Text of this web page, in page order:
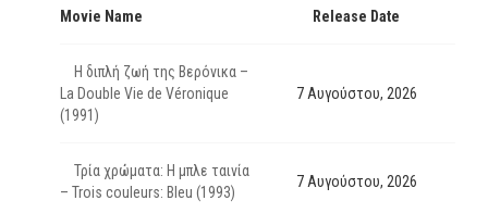
Movie Name Release Date
Η διπλή ζωή της Βερόνικα –
La Double Vie de Véronique
(1991)
7 Αυγούστου, 2026
Τρία χρώματα: Η μπλε ταινία
– Trois couleurs: Bleu (1993)
7 Αυγούστου, 2026